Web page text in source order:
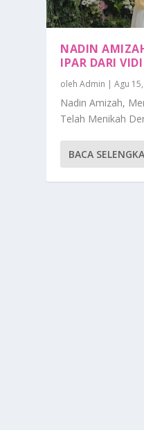
NADIN
IPAR DARI
olehAdmin |Agu
Nadin Amizah,
Telah Menikah
BACA